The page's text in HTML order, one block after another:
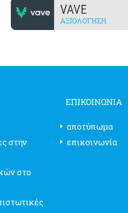
VAVE
ΑΞΙΟΛΌΓΗΣΗ
στην
στο
ΕΠΙΚΟΙΝΩΝΊΑ
αποτύπωμα
επικοινωνία